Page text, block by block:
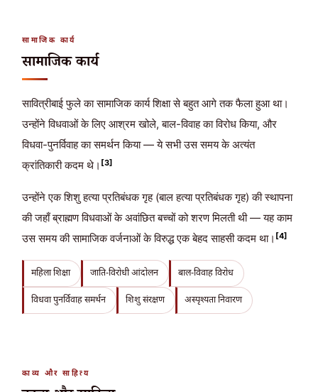
सामाजिक कार्य
सामाजिक कार्य
सावित्रीबाई फुले का सामाजिक कार्य शिक्षा से बहुत आगे तक फैला हुआ था।
उन्होंने विधवाओं के लिए आश्रम खोले, बाल-विवाह का विरोध किया, और
विधवा-पुनर्विवाह का समर्थन किया — ये सभी उस समय के अत्यंत
क्रांतिकारी कदम थे। [3]
उन्होंने एक शिशु हत्या प्रतिबंधक गृह (बाल हत्या प्रतिबंधक गृह) की स्थापना
की जहाँ ब्राह्मण विधवाओं के अवांछित बच्चों को शरण मिलती थी — यह काम
उस समय की सामाजिक वर्जनाओं के विरुद्ध एक बेहद साहसी कदम था। [4]
महिला शिक्षा जाति-विरोधी आंदोलन बाल-विवाह विरोध
विधवा पुनर्विवाह समर्थन शिशु संरक्षण अस्पृश्यता निवारण
काव्य और साहित्य